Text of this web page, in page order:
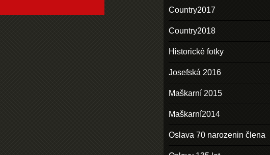
Country2017
Country2018
Historické fotky
Josefská 2016
Maškarní 2015
Maškarní2014
Oslava 70 narozenin člena